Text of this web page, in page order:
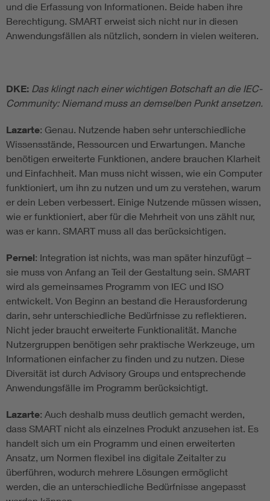
und die Erfassung von Informationen. Beide haben ihre
Berechtigung. SMART erweist sich nicht nur in diesen
Anwendungsfällen als nützlich, sondern in vielen weiteren.
DKE: Das klingt nach einer wichtigen Botschaft an die IEC-
Community: Niemand muss an demselben Punkt ansetzen.
Lazarte: Genau. Nutzende haben sehr unterschiedliche
Wissensstände, Ressourcen und Erwartungen. Manche
benötigen erweiterte Funktionen, andere brauchen Klarheit
und Einfachheit. Man muss nicht wissen, wie ein Computer
funktioniert, um ihn zu nutzen und um zu verstehen, warum
er dein Leben verbessert. Einige Nutzende müssen wissen,
wie er funktioniert, aber für die Mehrheit von uns zählt nur,
was er kann. SMART muss all das berücksichtigen.
Pernel: Integration ist nichts, was man später hinzufügt –
sie muss von Anfang an Teil der Gestaltung sein. SMART
wird als gemeinsames Programm von IEC und ISO
entwickelt. Von Beginn an bestand die Herausforderung
darin, sehr unterschiedliche Bedürfnisse zu reflektieren.
Nicht jeder braucht erweiterte Funktionalität. Manche
Nutzergruppen benötigen sehr praktische Werkzeuge, um
Informationen einfacher zu finden und zu nutzen. Diese
Diversität ist durch Advisory Groups und entsprechende
Anwendungsfälle im Programm berücksichtigt.
Lazarte: Auch deshalb muss deutlich gemacht werden,
dass SMART nicht als einzelnes Produkt anzusehen ist. Es
handelt sich um ein Programm und einen erweiterten
Ansatz, um Normen flexibel ins digitale Zeitalter zu
überführen, wodurch mehrere Lösungen ermöglicht
werden, die an unterschiedliche Bedürfnisse angepasst